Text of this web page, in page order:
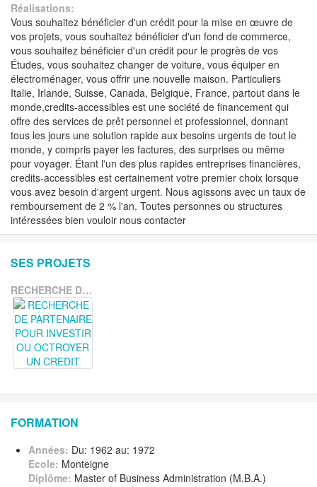
Réalisations:
Vous souhaitez bénéficier d'un crédit pour la mise en œuvre de
vos projets, vous souhaitez bénéficier d'un fond de commerce,
vous souhaitez bénéficier d'un crédit pour le progrès de vos
Études, vous souhaitez changer de voiture, vous équiper en
électroménager, vous offrir une nouvelle maison. Particuliers
Italie, Irlande, Suisse, Canada, Belgique, France, partout dans le
monde,credits-accessibles est une société de financement qui
offre des services de prêt personnel et professionnel, donnant
tous les jours une solution rapide aux besoins urgents de tout le
monde, y compris payer les factures, des surprises ou même
pour voyager. Étant l'un des plus rapides entreprises financières,
credits-accessibles est certainement votre premier choix lorsque
vous avez besoin d'argent urgent. Nous agissons avec un taux de
remboursement de 2 % l'an. Toutes personnes ou structures
intéressées bien vouloir nous contacter
SES PROJETS
RECHERCHE DE PARTENAIRE POUR INVESTIR OU OCTROYER UN CREDIT
FORMATION
Années: Du: 1962 au: 1972
Ecole: Monteigne
Diplôme: Master of Business Administration (M.B.A.)